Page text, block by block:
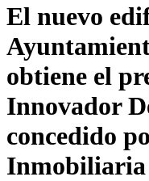
El nuevo
obtiene el
Innovador
concedido
Inmobiliaria